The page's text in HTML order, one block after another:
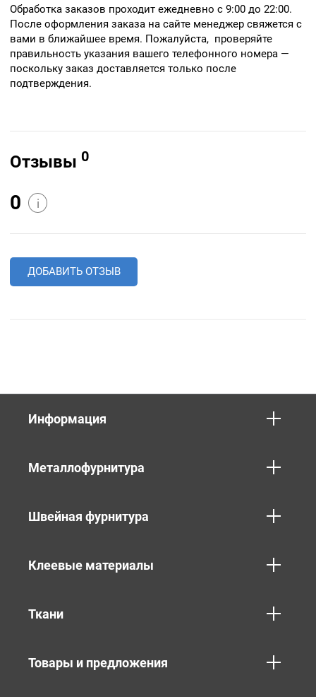
Обработка заказов проходит ежедневно с 9:00 до 22:00.
После оформления заказа на сайте менеджер свяжется с
вами в ближайшее время. Пожалуйста, проверяйте
правильность указания вашего телефонного номера —
поскольку заказ доставляется только после
подтверждения.
Отзывы 0
0 i
ДОБАВИТЬ ОТЗЫВ
Информация
Металлофурнитура
Швейная фурнитура
Клеевые материалы
Ткани
Товары и предложения